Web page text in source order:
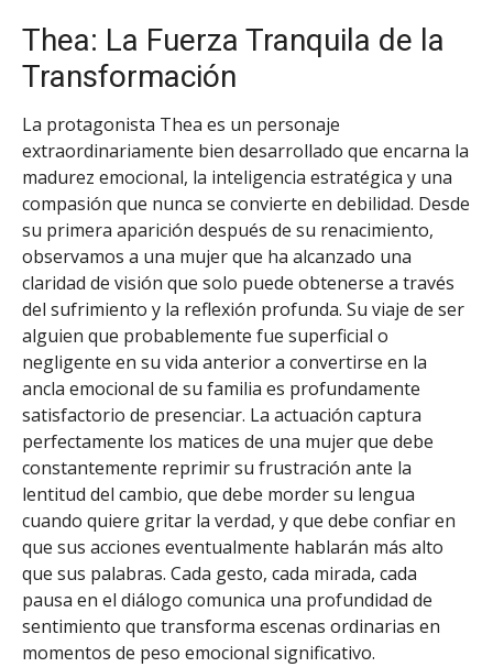
Thea: La Fuerza Tranquila de la
Transformación
La protagonista Thea es un personaje
extraordinariamente bien desarrollado que encarna la
madurez emocional, la inteligencia estratégica y una
compasión que nunca se convierte en debilidad. Desde
su primera aparición después de su renacimiento,
observamos a una mujer que ha alcanzado una
claridad de visión que solo puede obtenerse a través
del sufrimiento y la reflexión profunda. Su viaje de ser
alguien que probablemente fue superficial o
negligente en su vida anterior a convertirse en la
ancla emocional de su familia es profundamente
satisfactorio de presenciar. La actuación captura
perfectamente los matices de una mujer que debe
constantemente reprimir su frustración ante la
lentitud del cambio, que debe morder su lengua
cuando quiere gritar la verdad, y que debe confiar en
que sus acciones eventualmente hablarán más alto
que sus palabras. Cada gesto, cada mirada, cada
pausa en el diálogo comunica una profundidad de
sentimiento que transforma escenas ordinarias en
momentos de peso emocional significativo.